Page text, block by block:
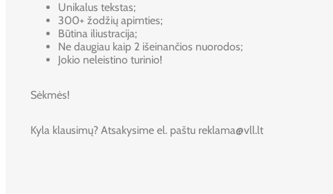
Unikalus tekstas;
300+ žodžių apimties;
Būtina iliustracija;
Ne daugiau kaip 2 išeinančios nuorodos;
Jokio neleistino turinio!
Sėkmės!
Kyla klausimų? Atsakysime el. paštu reklama@vll.lt